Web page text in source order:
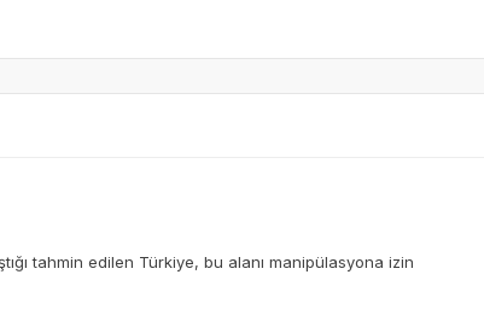
tahmin edilen Türkiye, bu alanı manipülasyona izin